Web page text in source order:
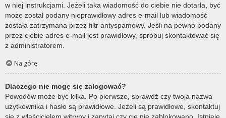
w niej instrukcjami. Jeżeli taka wiadomość do ciebie nie dotarła, być
może został podany nieprawidłowy adres e-mail lub wiadomość
została zatrzymana przez filtr antyspamowy. Jeśli na pewno podany
przez ciebie adres e-mail jest prawidłowy, spróbuj skontaktować się
z administratorem.
Na górę
Dlaczego nie mogę się zalogować?
Powodów może być kilka. Po pierwsze, sprawdź czy twoja nazwa
użytkownika i hasło są prawidłowe. Jeżeli są prawidłowe, skontaktuj